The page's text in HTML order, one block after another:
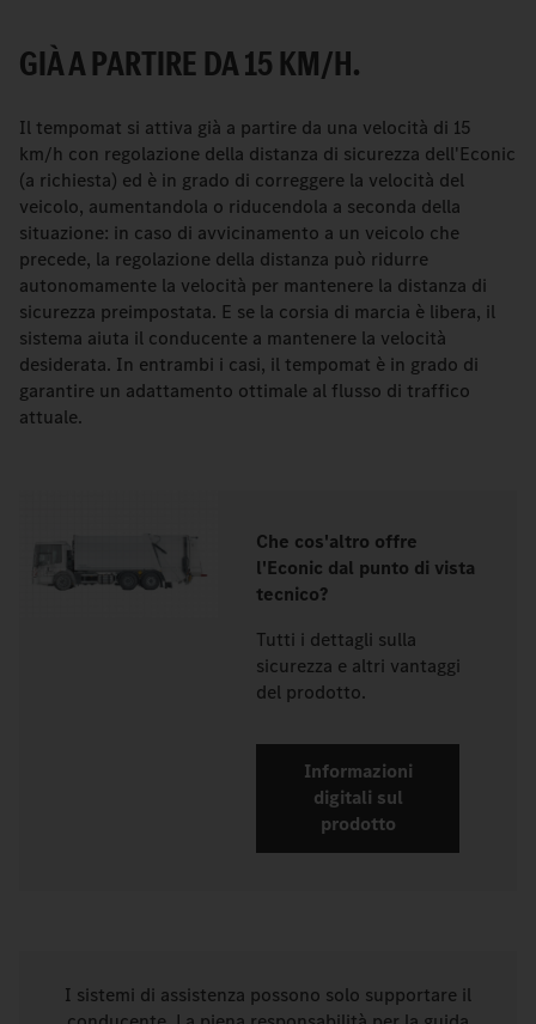
GIÀ A PARTIRE DA 15 KM/H.
Il tempomat si attiva già a partire da una velocità di 15
km/h con regolazione della distanza di sicurezza dell'Econic
(a richiesta) ed è in grado di correggere la velocità del
veicolo, aumentandola o riducendola a seconda della
situazione: in caso di avvicinamento a un veicolo che
precede, la regolazione della distanza può ridurre
autonomamente la velocità per mantenere la distanza di
sicurezza preimpostata. E se la corsia di marcia è libera, il
sistema aiuta il conducente a mantenere la velocità
desiderata. In entrambi i casi, il tempomat è in grado di
garantire un adattamento ottimale al flusso di traffico
attuale.
Che cos'altro offre
l'Econic dal punto di vista
tecnico?
Tutti i dettagli sulla
sicurezza e altri vantaggi
del prodotto.
Informazioni
digitali sul
prodotto
I sistemi di assistenza possono solo supportare il